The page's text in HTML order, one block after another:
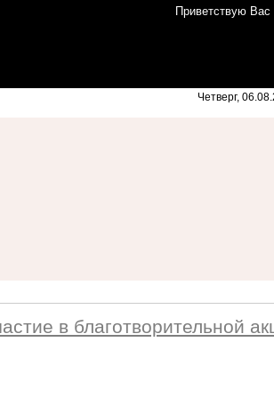
Приветствую Вас
Четверг,
в благотворительной